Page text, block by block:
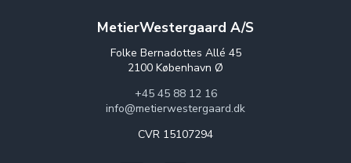
MetierWestergaard A/S
Folke Bernadottes Allé 45
2100 København Ø
+45 45 88 12 16
info@metierwestergaard.dk
CVR 15107294